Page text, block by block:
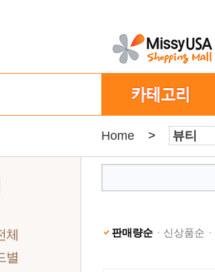
Home >
체
별
판매량순 신상품순